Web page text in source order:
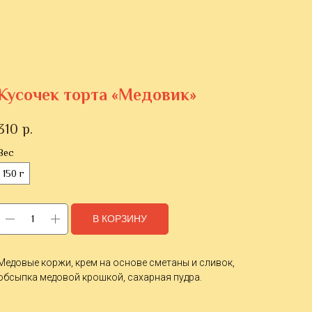
торта «Медовик»
р.
150 г
В КОРЗИНУ
коржи, крем на основе сметаны и сливок,
медовой крошкой, сахарная пудра.